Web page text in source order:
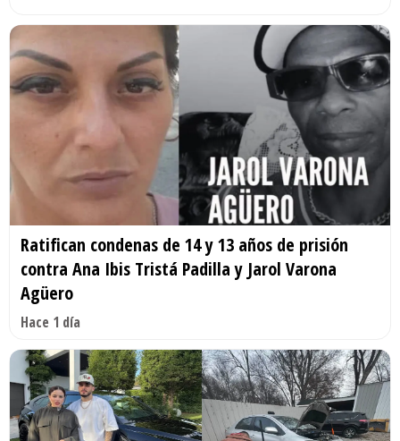
Ratifican condenas de 14 y 13 años de prisión
contra Ana Ibis Tristá Padilla y Jarol Varona
Agüero
Hace 1 día